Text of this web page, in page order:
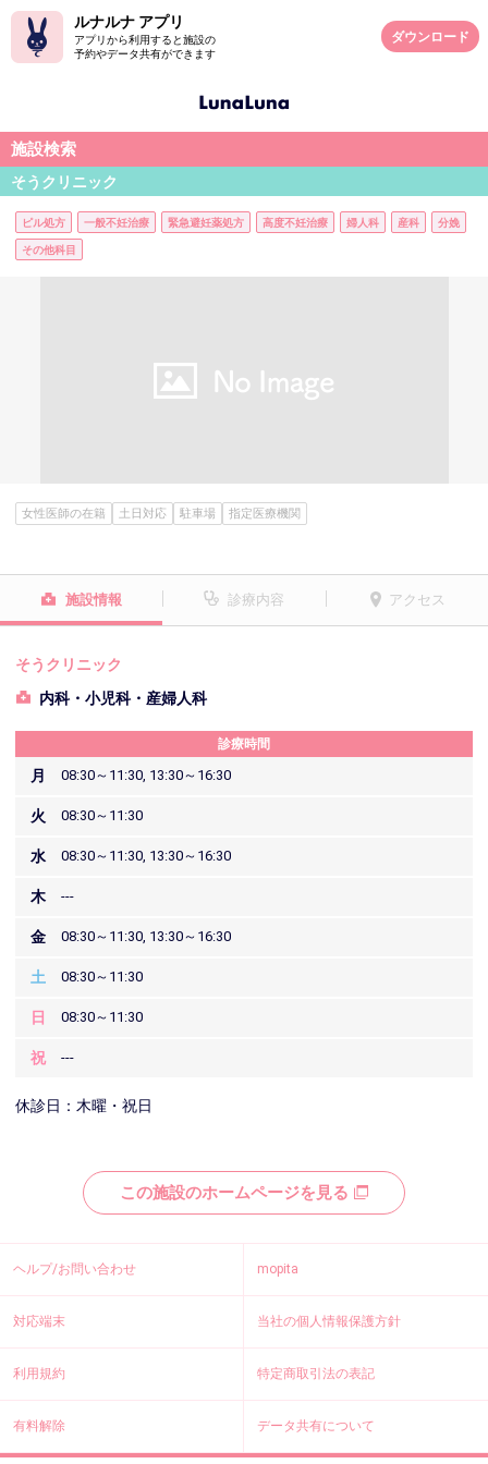
ルナルナ アプリ
アプリから利用すると施設の
予約やデータ共有ができます
ダウンロード
施設検索
そうクリニック
ピル処方 一般不妊治療 緊急避妊薬処方 高度不妊治療 婦人科 産科 分娩
その他科目
女性医師の在籍 土日対応 駐車場 指定医療機関
施設情報 診療内容 アクセス
そうクリニック
内科・小児科・産婦人科
診療時間
月 08:30～11:30, 13:30～16:30
火 08:30～11:30
水 08:30～11:30, 13:30～16:30
木 ---
金 08:30～11:30, 13:30～16:30
土 08:30～11:30
日 08:30～11:30
祝 ---
休診日：木曜・祝日
この施設のホームページを見る
ヘルプ/お問い合わせ mopita
対応端末 当社の個人情報保護方針
利用規約 特定商取引法の表記
有料解除 データ共有について